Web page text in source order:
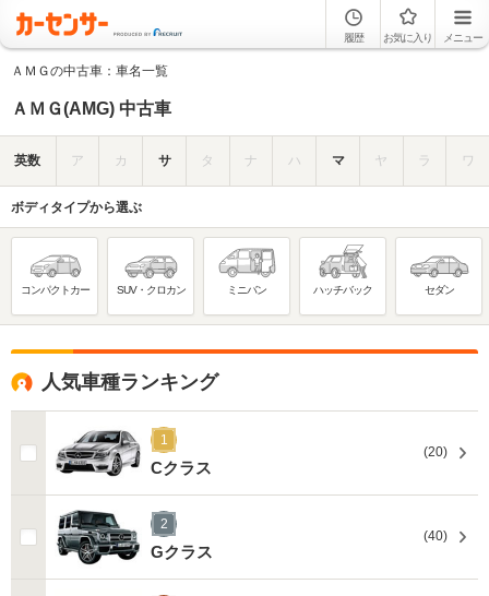
履歴 お気に入り メニュー
ＡＭＧの中古車：車名一覧
ＡＭＧ(AMG) 中古車
英数 ア カ サ タ ナ ハ マ ヤ ラ ワ
ボディタイプから選ぶ
コンパクトカー SUV・クロカン ミニバン ハッチバック セダン
人気車種ランキング
1
Cクラス
(20)
2
Gクラス
(40)